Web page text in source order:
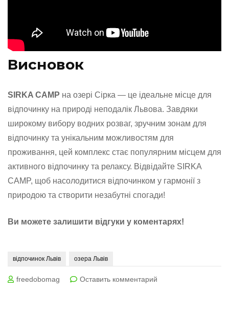
Висновок
SIRKA CAMP на озері Сірка — це ідеальне місце для
відпочинку на природі неподалік Львова. Завдяки
широкому вибору водних розваг, зручним зонам для
відпочинку та унікальним можливостям для
проживання, цей комплекс стає популярним місцем для
активного відпочинку та релаксу. Відвідайте SIRKA
CAMP, щоб насолодитися відпочинком у гармонії з
природою та створити незабутні спогади!
Ви можете залишити відгуки у коментарях!
відпочинок Львів озера Львів
freedobomag Оставить комментарий